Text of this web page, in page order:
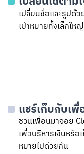
เปลี่ยนชื่อและรูปด้ว
เป้าหมายทั้งเล็กใหญ่
แชร์เก็บกับเพื่
ชวนเพื่อนมาจอย
เพื่อบริหารเงินหรือ
หมายไปด้วยกัน